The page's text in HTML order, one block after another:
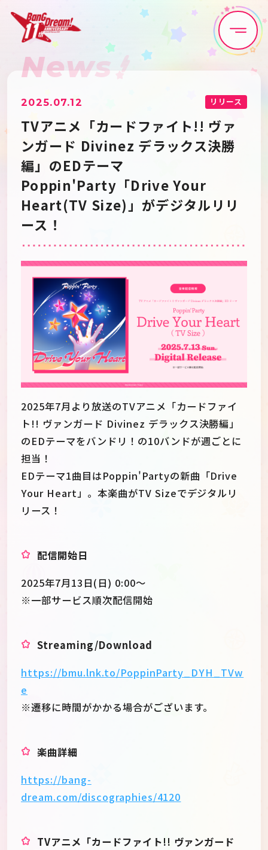
Home News
Live•Event Discography
Artist Anime
Game Media
Schedule
Goods
JPEN
News
2025.07.12 リリース
TVアニメ「カードファイト!! ヴァ
ンガード Divinez デラックス決勝
編」のEDテーマ
Poppin'Party「Drive Your
Heart(TV Size)」がデジタルリリ
ース！
2025年7月より放送のTVアニメ「カードファイ
ト!! ヴァンガード Divinez デラックス決勝編」
のEDテーマをバンドリ！の10バンドが週ごとに
担当！
EDテーマ1曲目はPoppin'Partyの新曲「Drive
Your Heart」。本楽曲がTV Sizeでデジタルリ
リース！
配信開始日
2025年7月13日(日) 0:00〜
※一部サービス順次配信開始
Streaming/Download
https://bmu.lnk.to/PoppinParty_DYH_TVw
e
※遷移に時間がかかる場合がございます。
楽曲詳細
https://bang-
dream.com/discographies/4120
TVアニメ「カードファイト!! ヴァンガード